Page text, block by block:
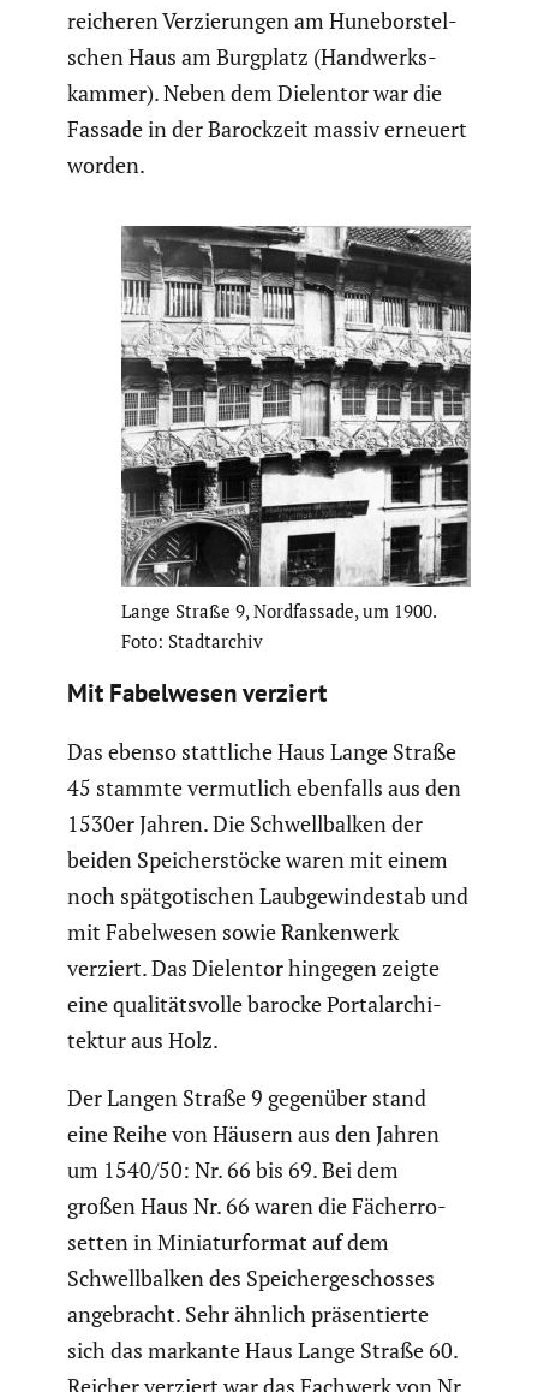
reicheren Verzie­rungen am Hunebors­tel­
schen Haus am Burgplatz (Handwerks­
kammer). Neben dem Dielentor war die
Fassade in der Barock­zeit massiv erneuert
worden.
Lange Straße 9, Nordfas­sade, um 1900.
Foto: Stadt­ar­chiv
Mit Fabel­wesen verziert
Das ebenso statt­liche Haus Lange Straße
45 stammte vermut­lich ebenfalls aus den
1530er Jahren. Die Schwell­balken der
beiden Speicher­stöcke waren mit einem
noch spätgo­ti­schen Laubge­win­de­stab und
mit Fabel­wesen sowie Ranken­werk
verziert. Das Dielentor hingegen zeigte
eine quali­täts­volle barocke Portal­ar­chi­
tektur aus Holz.
Der Langen Straße 9 gegenüber stand
eine Reihe von Häusern aus den Jahren
um 1540/50: Nr. 66 bis 69. Bei dem
großen Haus Nr. 66 waren die Fächer­ro­
setten in Minia­tur­format auf dem
Schwell­balken des Speicher­ge­schosses
angebracht. Sehr ähnlich präsen­tierte
sich das markante Haus Lange Straße 60.
Reicher verziert war das Fachwerk von Nr.